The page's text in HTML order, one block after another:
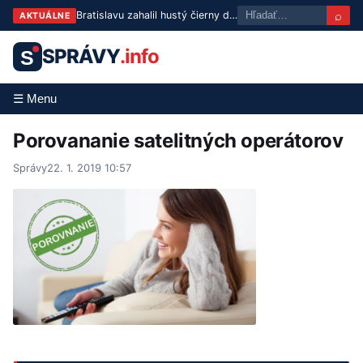
AKTUÁLNE Bratislavu zahalil hustý čierny dym, hasiči bojujú s požiarom ⌕
S SPRÁVY.info
☰ Menu
Porovananie satelitných operátorov
Správy22. 1. 2019 10:57